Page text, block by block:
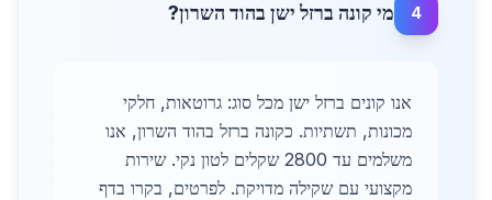
4 מי קונה ברזל ישן בהוד השרון?
אנו קונים ברזל ישן מכל סוג: גרוטאות, חלקי
מכונות, תשתיות. כקונה ברזל בהוד השרון, אנו
משלמים עד 2800 שקלים לטון נקי. שירות
מקצועי עם שקילה מדויקת. לפרטים, בקרו בדף